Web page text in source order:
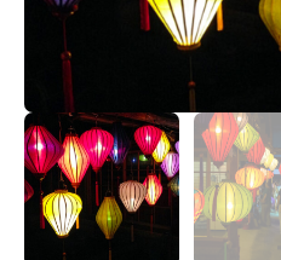
お知らせ
なめりかワット？
滑川ってどんなところ？
写真で見るなめりかわ
滑川とホタルイカ